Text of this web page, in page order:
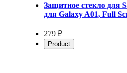
Защитное стекло для
для Galaxy A01, Full
279 ₽
Product